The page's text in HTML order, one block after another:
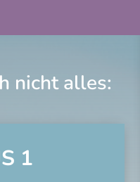
nicht alles:
1